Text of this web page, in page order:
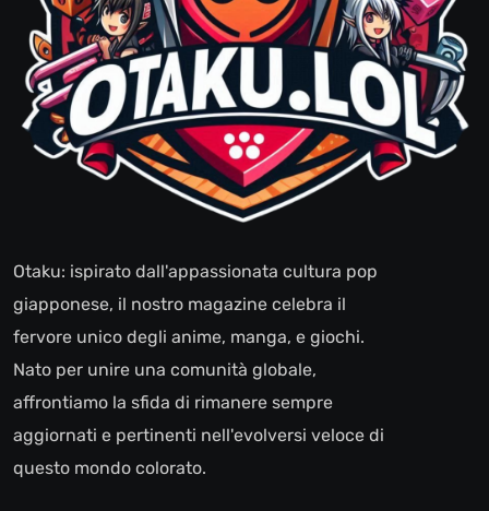
Otaku: ispirato dall'appassionata cultura pop
giapponese, il nostro magazine celebra il
fervore unico degli anime, manga, e giochi.
Nato per unire una comunità globale,
affrontiamo la sfida di rimanere sempre
aggiornati e pertinenti nell'evolversi veloce di
questo mondo colorato.